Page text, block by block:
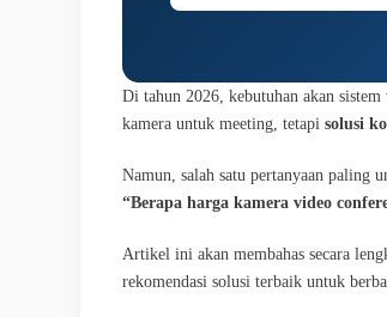
Di tahun 2026, kebutuhan akan
kamera untuk meeting, tetapi solusi
Namun, salah satu pertanyaan paling
“Berapa harga kamera video
Artikel ini akan membahas secara
rekomendasi solusi terbaik untuk